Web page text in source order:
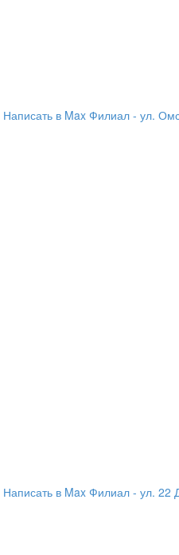
Написать в Max Филиал - ул.
Написать в Max Филиал - ул. 22